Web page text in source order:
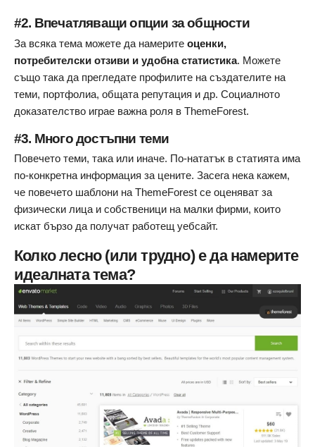
#2. Впечатляващи опции за общности
За всяка тема можете да намерите оценки,
потребителски отзиви и удобна статистика. Можете
също така да прегледате профилите на създателите на
теми, портфолиа, общата репутация и др. Социалното
доказателство играе важна роля в ThemeForest.
#3. Много достъпни теми
Повечето теми, така или иначе. По-нататък в статията има
по-конкретна информация за цените. Засега нека кажем,
че повечето шаблони на ThemeForest се оценяват за
физически лица и собственици на малки фирми, които
искат бързо да получат работещ уебсайт.
Колко лесно (или трудно) е да намерите
идеалната тема?